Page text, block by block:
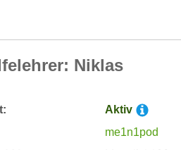
Niklas
Aktiv
me1n1pod